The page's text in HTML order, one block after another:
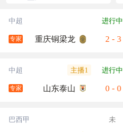
中超 进行中
专家 重庆铜梁龙 2 - 3
中超 主播1 进行中
专家 山东泰山 0 - 0
巴西甲 未